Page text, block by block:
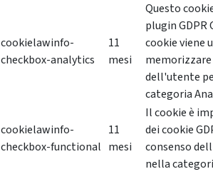
cookielawinfo-
checkbox-analytics
11
mesi
Questo
plugin GDPR
cookie viene
dell'utente
categoria
cookielawinfo-
checkbox-functional
11
mesi
Il cookie è
dei cookie
consenso
nella